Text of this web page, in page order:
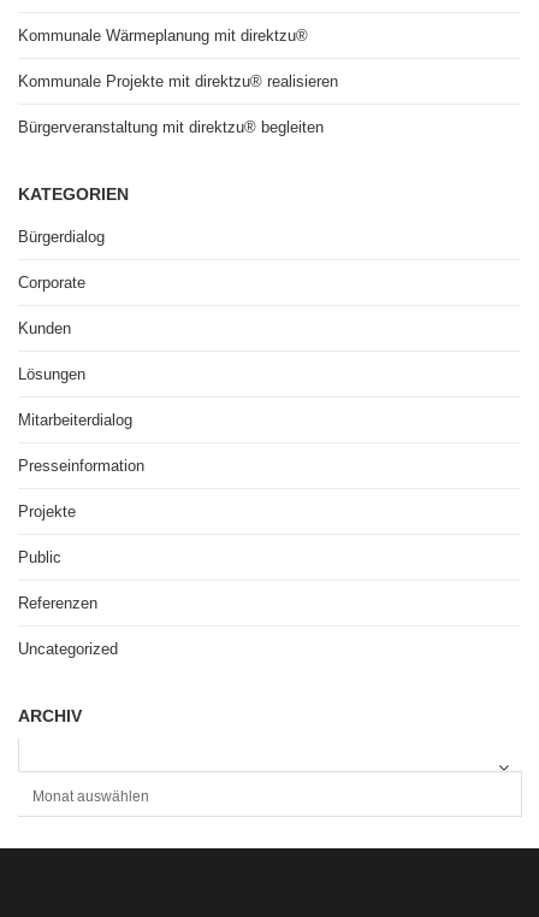
Kommunale Wärmeplanung mit direktzu®
Kommunale Projekte mit direktzu® realisieren
Bürgerveranstaltung mit direktzu® begleiten
KATEGORIEN
Bürgerdialog
Corporate
Kunden
Lösungen
Mitarbeiterdialog
Presseinformation
Projekte
Public
Referenzen
Uncategorized
ARCHIV
C
H